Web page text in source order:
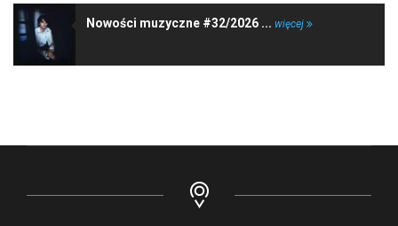
Nowości muzyczne #32/2026 ... więcej